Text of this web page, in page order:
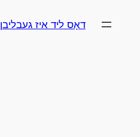
The Song Remains – דאָס ליד איז געבליבן